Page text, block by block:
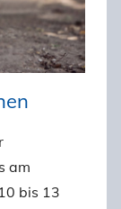
am
bis 13